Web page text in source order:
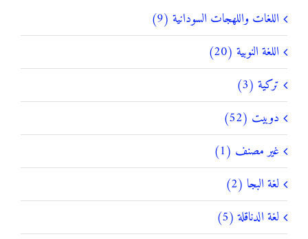
اللغات واللهجات السودانية (9)
اللغة النوبية (20)
تركية (3)
دوبيت (52)
غير مصنف (1)
لغة البجا (2)
لغة الدناقلة (5)